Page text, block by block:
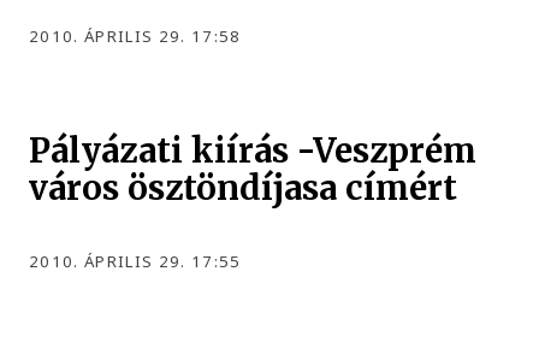
2010. ÁPRILIS 29. 17:58
Pályázati kiírás -Veszprém
város ösztöndíjasa címért
2010. ÁPRILIS 29. 17:55